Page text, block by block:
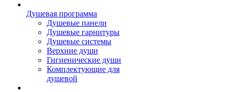
Душевая программа
Душевые панели
Душевые гарнитуры
Душевые системы
Верхние души
Гигиенические души
Комплектующие для
душевой